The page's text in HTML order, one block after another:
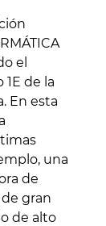
el
de la
En esta
una
de
gran
de alto